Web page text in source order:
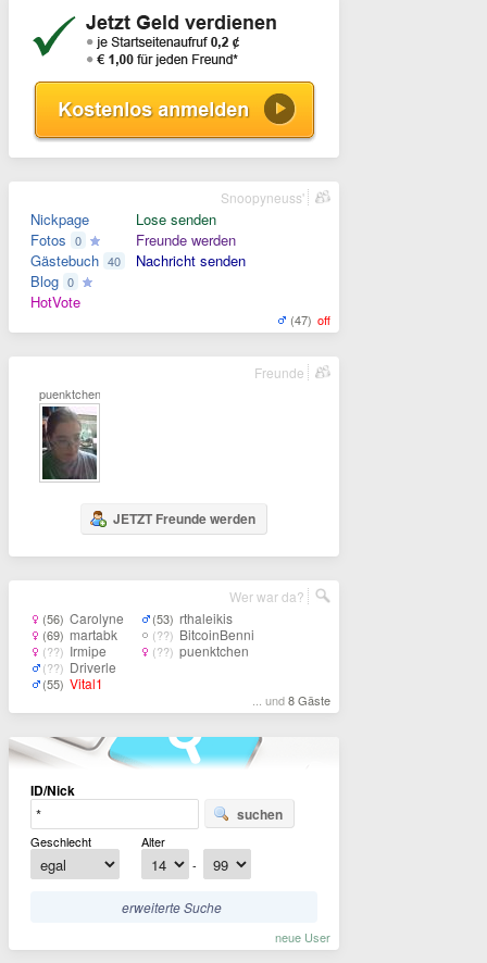
Nickpage
Fotos 0
Gästebuch 40
Blog 0
HotVote
Lose senden
Freunde werden
Nachricht senden
(47) off
Snoopyneuss'
puenktchen
JETZT Freunde werden
Freunde
(56) Carolyne
(69) martabk
(??) Irmipe
(??) Driverle
(55) Vital1
(53) rthaleikis
(??) BitcoinBenni
(??) puenktchen
... und8 Gäste
Wer war da?
ID/Nick
suchen
Geschlecht
Alter
-
erweiterte Suche
neue User